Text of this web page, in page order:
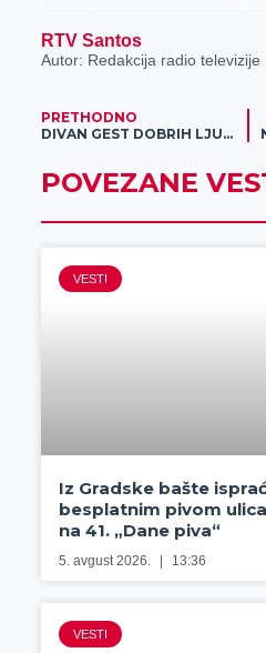
RTV Santos
Autor: Redakcija radio televizije
PRETHODNO
DIVAN GEST DOBRIH LJUDI: „Kuke dobrote“ postavljene u Zrenjaninu (FOTO)
POVEZANE
VESTI
Iz Gradske bašte
besplatnim pivom
na 41. „Dane piva“
5. avgust 2026. 13:36
VESTI